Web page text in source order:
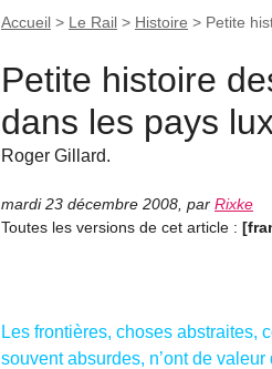
Accueil > Le Rail > Histoire > Petite
Petite histoire
dans les pays
Roger Gillard.
mardi 23 décembre 2008 par Rixke
Toutes les versions de cet article :
Les frontières, choses abstraites,
souvent absurdes, n’ont de